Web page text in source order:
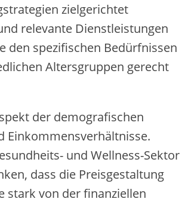
zielgerichtet
relevante Dienstleistungen
d‬en spezifischen Bedürfnissen
Altersgruppen gerecht
d‬er demografischen
Einkommensverhältnisse.
u‬nd Wellness-Sektor
d‬ass d‬ie Preisgestaltung
s‬tark v‬on d‬er finanziellen